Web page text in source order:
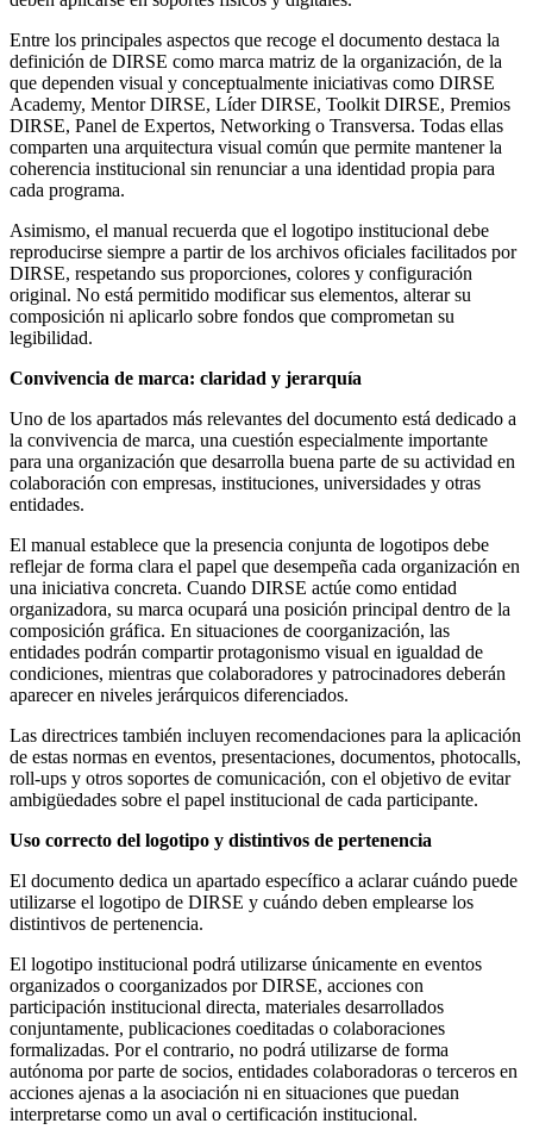
Entre los principales aspectos que recoge el documento destaca la
definición de DIRSE como marca matriz de la organización, de la
que dependen visual y conceptualmente iniciativas como DIRSE
Academy, Mentor DIRSE, Líder DIRSE, Toolkit DIRSE, Premios
DIRSE, Panel de Expertos, Networking o Transversa. Todas ellas
comparten una arquitectura visual común que permite mantener la
coherencia institucional sin renunciar a una identidad propia para
cada programa.
Asimismo, el manual recuerda que el logotipo institucional debe
reproducirse siempre a partir de los archivos oficiales facilitados por
DIRSE, respetando sus proporciones, colores y configuración
original. No está permitido modificar sus elementos, alterar su
composición ni aplicarlo sobre fondos que comprometan su
legibilidad.
Convivencia de marca: claridad y jerarquía
Uno de los apartados más relevantes del documento está dedicado a
la convivencia de marca, una cuestión especialmente importante
para una organización que desarrolla buena parte de su actividad en
colaboración con empresas, instituciones, universidades y otras
entidades.
El manual establece que la presencia conjunta de logotipos debe
reflejar de forma clara el papel que desempeña cada organización en
una iniciativa concreta. Cuando DIRSE actúe como entidad
organizadora, su marca ocupará una posición principal dentro de la
composición gráfica. En situaciones de coorganización, las
entidades podrán compartir protagonismo visual en igualdad de
condiciones, mientras que colaboradores y patrocinadores deberán
aparecer en niveles jerárquicos diferenciados.
Las directrices también incluyen recomendaciones para la aplicación
de estas normas en eventos, presentaciones, documentos, photocalls,
roll-ups y otros soportes de comunicación, con el objetivo de evitar
ambigüedades sobre el papel institucional de cada participante.
Uso correcto del logotipo y distintivos de pertenencia
El documento dedica un apartado específico a aclarar cuándo puede
utilizarse el logotipo de DIRSE y cuándo deben emplearse los
distintivos de pertenencia.
El logotipo institucional podrá utilizarse únicamente en eventos
organizados o coorganizados por DIRSE, acciones con
participación institucional directa, materiales desarrollados
conjuntamente, publicaciones coeditadas o colaboraciones
formalizadas. Por el contrario, no podrá utilizarse de forma
autónoma por parte de socios, entidades colaboradoras o terceros en
acciones ajenas a la asociación ni en situaciones que puedan
interpretarse como un aval o certificación institucional.